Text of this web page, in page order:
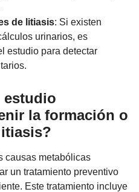
de litiasis: Si existen
urinarios, es
estudio para detectar
estudio
la formación o
causas metabólicas
un tratamiento preventivo
Este tratamiento incluye